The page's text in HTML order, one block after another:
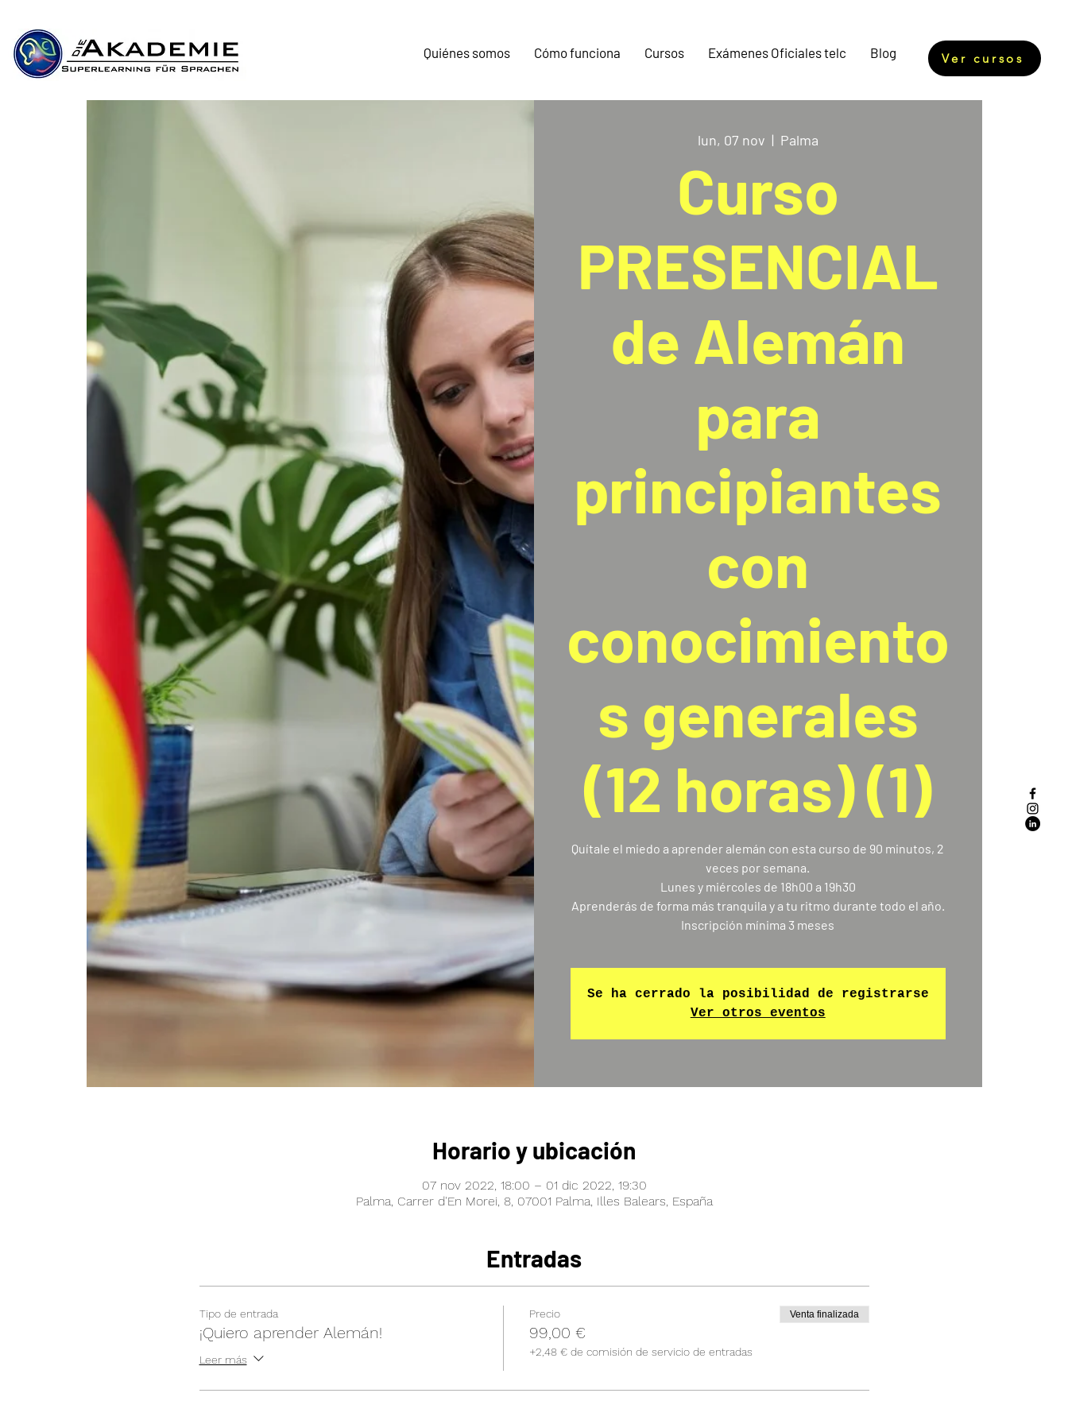
Quiénes somos Cómo funciona Cursos Exámenes Oficiales telc Blog Ver cursos
lun, 07 nov
  |
Palma
Curso
PRESENCIAL
de Alemán
para
principiantes
con
conocimiento
s generales
(12 horas) (1)
Quítale el miedo a aprender alemán con esta curso de 90 minutos, 2
veces por semana.
Lunes y miércoles de 18h00 a 19h30
Aprenderás de forma más tranquila y a tu ritmo durante todo el año.
Inscripción mínima 3 meses
Se ha cerrado la posibilidad de registrarse
Ver otros eventos
Horario y ubicación
07 nov 2022, 18:00 – 01 dic 2022, 19:30
Palma, Carrer d'En Morei, 8, 07001 Palma, Illes Balears, España
Entradas
Tipo de entrada
¡Quiero aprender Alemán!
Leer más
Precio
99,00 €
+2,48 € de comisión de servicio de entradas
Venta finalizada